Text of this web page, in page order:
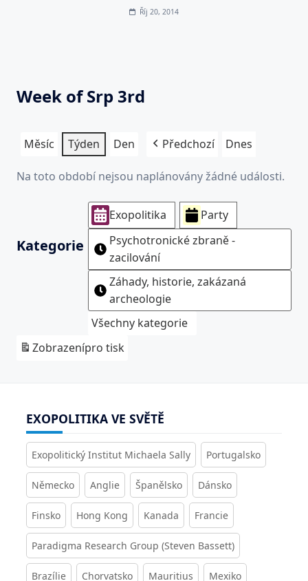
Říj 20, 2014
Week of Srp 3rd
Měsíc Týden Den Předchozí Dnes
Na toto období nejsou naplánovány žádné události.
Kategorie
Exopolitika
Party
Psychotronické zbraně -
zacilování
Záhady, historie, zakázaná
archeologie
Všechny kategorie
Zobrazenípro tisk
EXOPOLITIKA VE SVĚTĚ
Exopolitický Institut Michaela Sally Portugalsko
Německo Anglie Španělsko Dánsko
Finsko Hong Kong Kanada Francie
Paradigma Research Group (Steven Bassett)
Brazílie Chorvatsko Mauritius Mexiko